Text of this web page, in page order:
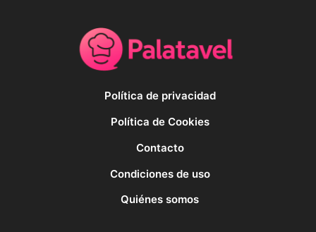
Política de privacidad
Política de Cookies
Contacto
Condiciones de uso
Quiénes somos